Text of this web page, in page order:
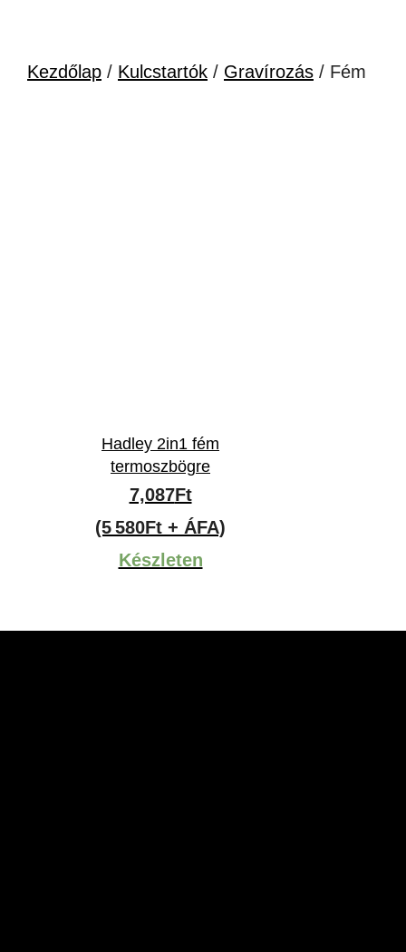
Kezdőlap / Kulcstartók / Gravírozás / Fém
Hadley 2in1 fém
termoszbögre
7,087Ft
(5 580Ft + ÁFA)
Készleten